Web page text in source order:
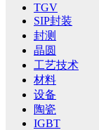
TGV
SIP封装
封测
晶圆
工艺技术
材料
设备
陶瓷
IGBT